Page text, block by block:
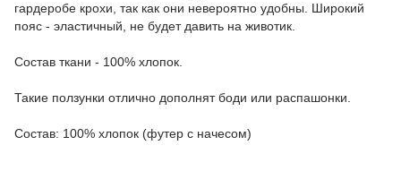
гардеробе крохи, так как они невероятно удобны. Широкий
пояс - эластичный, не будет давить на животик.
Состав ткани - 100% хлопок.
Такие ползунки отлично дополнят боди или распашонки.
Состав: 100% хлопок (футер с начесом)